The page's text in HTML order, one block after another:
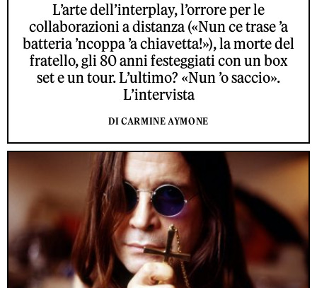
L’arte dell’interplay, l’orrore per le
collaborazioni a distanza («Nun ce trase ’a
batteria ’ncoppa ’a chiavetta!»), la morte del
fratello, gli 80 anni festeggiati con un box
set e un tour. L’ultimo? «Nun ’o saccio».
L’intervista
DI CARMINE AYMONE